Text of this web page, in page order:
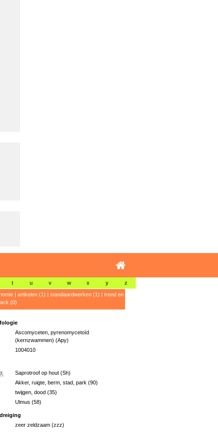
t u v w x y z
| artikelen (1) | standaardwerken (1) | trend en
(0)
Ascomyceten, pyrenomycetoïd
(kernzwammen) (Apy)
1004010
Saprotroof op hout (Sh)
Akker, ruigte, berm, stad, park (90)
twijgen, dood (35)
Ulmus (58)
zeer zeldzaam (zzz)